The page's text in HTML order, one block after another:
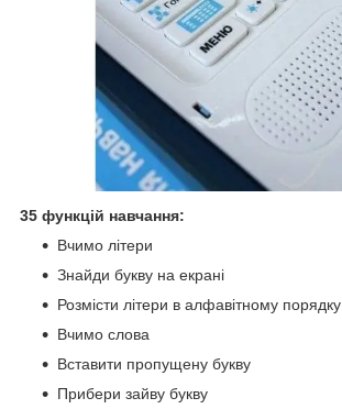
35 функцій навчання:
Вчимо літери
Знайди букву на екрані
Розмісти літери в алфавітному порядку
Вчимо слова
Вставити пропущену букву
Прибери зайву букву